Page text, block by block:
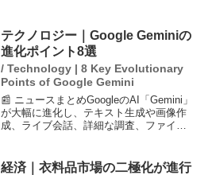
る。また、走行記録装置の設置が義務付
けられ、一般道を含む全...
テクノロジー｜Google Geminiの
進化ポイント8選
/ Technology | 8 Key Evolutionary
Points of Google Gemini
📰 ニュースまとめGoogleのAI「Gemini」
が大幅に進化し、テキスト生成や画像作
成、ライブ会話、詳細な調査、ファイル
データを用いた「Deep Research」が...
経済｜衣料品市場の二極化が進行